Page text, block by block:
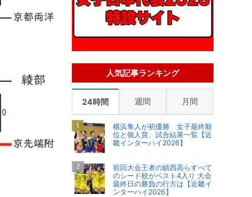
人気記事ランキング
24時間 週間 月間
横浜隼人が初優勝 女子最終順
位と個人賞、試合結果一覧【近
畿インターハイ2026】
前回大会王者の鎮西高らすべて
のシード校がベスト4入り 大会
最終日の勝負の行方は【近畿イ
ンターハイ2026】